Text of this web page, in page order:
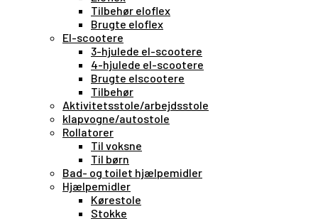
Tilbehør eloflex
Brugte eloflex
El-scootere
3-hjulede el-scootere
4-hjulede el-scootere
Brugte elscootere
Tilbehør
Aktivitetsstole/arbejdsstole
klapvogne/autostole
Rollatorer
Til voksne
Til børn
Bad- og toilet hjælpemidler
Hjælpemidler
Kørestole
Stokke